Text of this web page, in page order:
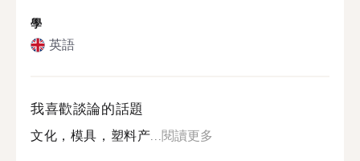
學
英語
我喜歡談論的話題
文化，模具，塑料产...閱讀更多